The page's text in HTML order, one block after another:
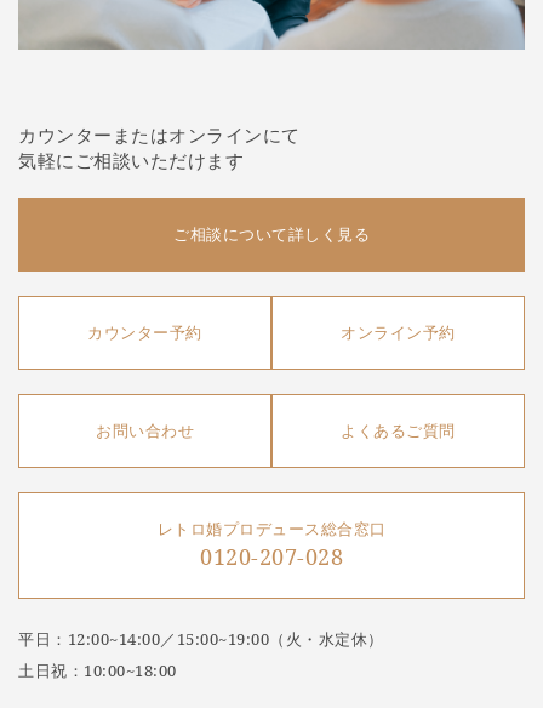
カウンターまたはオンラインにて
気軽にご相談いただけます
ご相談について詳しく見る
カウンター予約 オンライン予約
お問い合わせ よくあるご質問
レトロ婚プロデュース総合窓口
0120-207-028
平日：12:00~14:00／15:00~19:00（火・水定休）
土日祝：10:00~18:00